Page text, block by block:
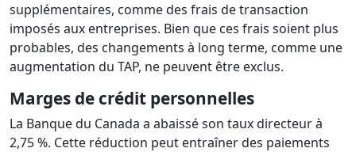
supplémentaires, comme des frais de transaction
imposés aux entreprises. Bien que ces frais soient plus
probables, des changements à long terme, comme une
augmentation du TAP, ne peuvent être exclus.
Marges de crédit personnelles
La Banque du Canada a abaissé son taux directeur à
2,75 %. Cette réduction peut entraîner des paiements